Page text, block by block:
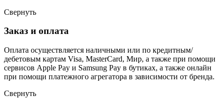
Свернуть
Заказ и оплата
Оплата осуществляется наличными или по кредитным/
дебетовым картам Visa, MasterCard, Мир, а также при помощи
сервисов Apple Pay и Samsung Pay в бутиках, а также онлайн
при помощи платежного агрегатора в зависимости от бренда.
Свернуть